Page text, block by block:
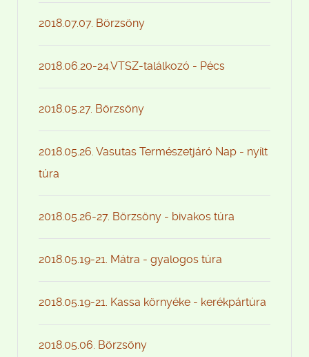
2018.07.07. Börzsöny
2018.06.20-24.VTSZ-találkozó - Pécs
2018.05.27. Börzsöny
2018.05.26. Vasutas Természetjáró Nap - nyílt
túra
2018.05.26-27. Börzsöny - bivakos túra
2018.05.19-21. Mátra - gyalogos túra
2018.05.19-21. Kassa környéke - kerékpártúra
2018.05.06. Börzsöny